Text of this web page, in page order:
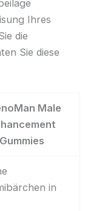
Ihres
die
Sie diese
Male
Gummies
in